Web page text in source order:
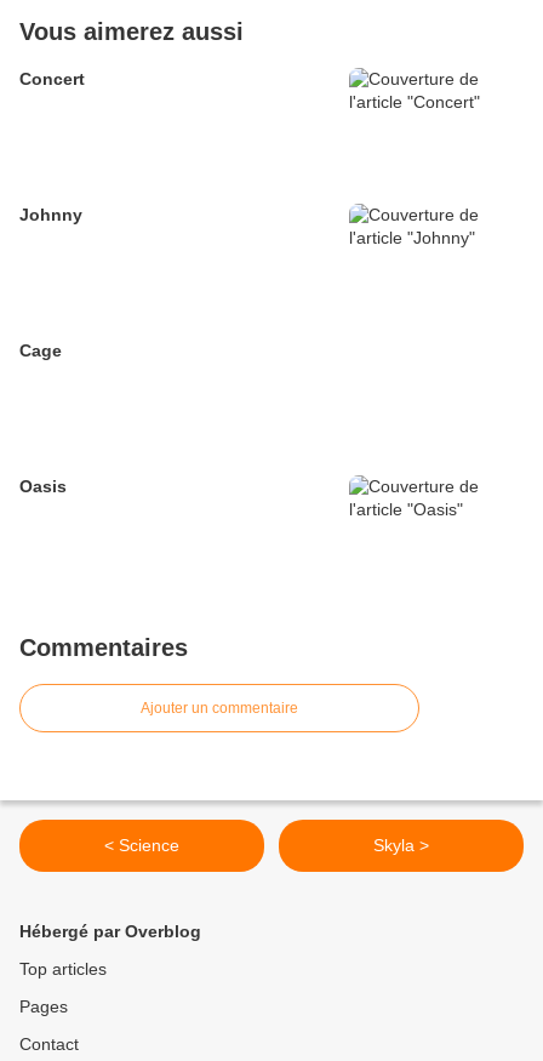
Vous aimerez aussi
Concert
Johnny
Cage
Oasis
Commentaires
Ajouter un commentaire
< Science Skyla >
Hébergé par Overblog
Top articles
Pages
Contact